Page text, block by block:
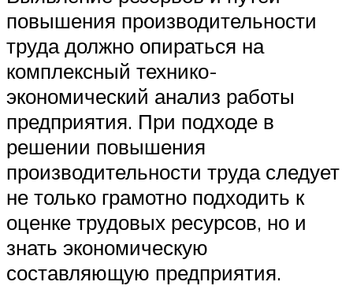
повышения производительности
труда должно опираться на
комплексный технико-
экономический анализ работы
предприятия. При подходе в
решении повышения
производительности труда следует
не только грамотно подходить к
оценке трудовых ресурсов, но и
знать экономическую
составляющую предприятия.